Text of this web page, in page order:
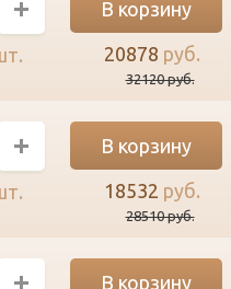
20878 руб.
32120руб.
18532 руб.
28510руб.